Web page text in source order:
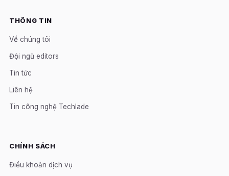
THÔNG TIN
Về chúng tôi
Đội ngũ editors
Tin tức
Liên hệ
Tin công nghệ Techlade
CHÍNH SÁCH
Điều khoản dịch vụ